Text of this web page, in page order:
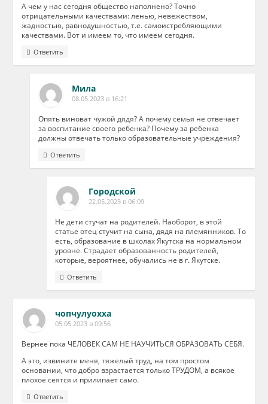
А чем у нас сегодня общество наполнено? Точно
отрицательными качествами: ленью, невежеством,
жадностью, равнодушностью, т.е. самоистребляющими
качествами. Вот и имеем то, что имеем сегодня.
Ответить
Мила
08.05.2023 в 16:21
Опять виноват чужой дядя? А почему семья не отвечает
за воспитание своего ребенка? Почему за ребенка
должны отвечать только образовательные учреждения?
Ответить
Городской
22.05.2023 в 06:09
Не дети стучат на родителей. Наоборот, в этой
статье отец стучит на сына, дядя на племянников. То
есть, образование в школах Якутска на нормальном
уровне. Страдает образованность родителей,
которые, вероятнее, обучались не в г. Якутске.
Ответить
чопчулуохха
05.05.2023 в 09:56
Вернее пока ЧЕЛОВЕК САМ НЕ НАУЧИТЬСЯ ОБРАЗОВАТЬ СЕБЯ.
А это, извините меня, тяжелый труд, на том простом
основании, что добро взрастается только ТРУДОМ, а всякое
плохое сеятся и прилипает само.
Ответить